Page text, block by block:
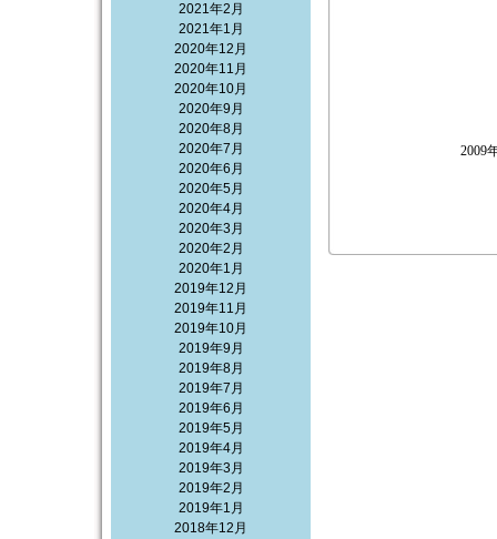
2021年2月
2021年1月
2020年12月
2020年11月
2020年10月
2020年9月
2020年8月
2020年7月
2020年6月
2020年5月
2020年4月
2020年3月
2020年2月
2020年1月
2019年12月
2019年11月
2019年10月
2019年9月
2019年8月
2019年7月
2019年6月
2019年5月
2019年4月
2019年3月
2019年2月
2019年1月
2018年12月
2009